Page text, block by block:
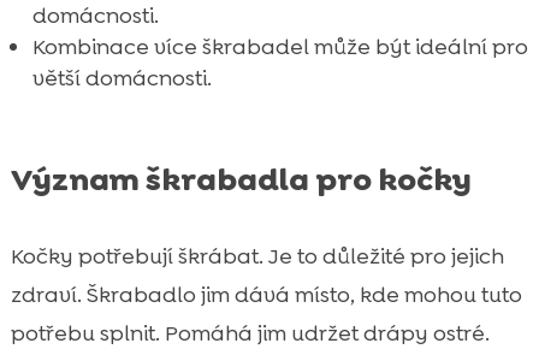
domácnosti.
Kombinace více škrabadel může být ideální pro
větší domácnosti.
Význam škrabadla pro kočky
Kočky potřebují škrábat. Je to důležité pro jejich
zdraví. Škrabadlo jim dává místo, kde mohou tuto
potřebu splnit. Pomáhá jim udržet drápy ostré.